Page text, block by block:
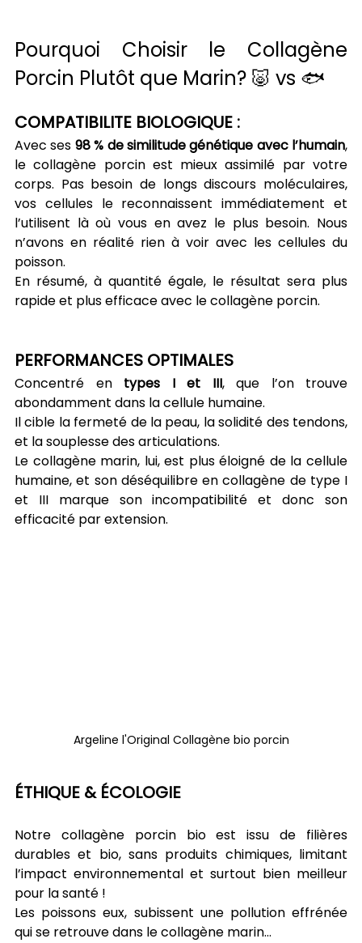
Pourquoi Choisir le Collagène
Porcin Plutôt que Marin? 🐷 vs 🐟
COMPATIBILITE BIOLOGIQUE :
Avec ses 98 % de similitude génétique avec l’humain,
le collagène porcin est mieux assimilé par votre
corps. Pas besoin de longs discours moléculaires,
vos cellules le reconnaissent immédiatement et
l’utilisent là où vous en avez le plus besoin. Nous
n’avons en réalité rien à voir avec les cellules du
poisson.
En résumé, à quantité égale, le résultat sera plus
rapide et plus efficace avec le collagène porcin.
PERFORMANCES OPTIMALES
Concentré en types I et III, que l’on trouve
abondamment dans la cellule humaine.
Il cible la fermeté de la peau, la solidité des tendons,
et la souplesse des articulations.
Le collagène marin, lui, est plus éloigné de la cellule
humaine, et son déséquilibre en collagène de type I
et III marque son incompatibilité et donc son
efficacité par extension.
Argeline l'Original Collagène bio porcin
ÉTHIQUE & ÉCOLOGIE
Notre collagène porcin bio est issu de filières
durables et bio, sans produits chimiques, limitant
l’impact environnemental et surtout bien meilleur
pour la santé !
Les poissons eux, subissent une pollution effrénée
qui se retrouve dans le collagène marin…